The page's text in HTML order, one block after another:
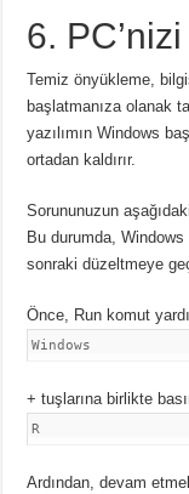
6.
Temiz önyükleme,
başlatmanıza olanak
yazılımın Windows
ortadan kaldırır.
Sorununuzun
Bu durumda,
sonraki düzeltmeye
Önce, Run komut
Windows
+ tuşlarına birlikte
R
Ardından,devam